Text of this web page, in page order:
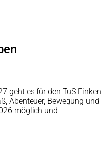
geht es für den TuS
Abenteuer, Bewegung
möglich und